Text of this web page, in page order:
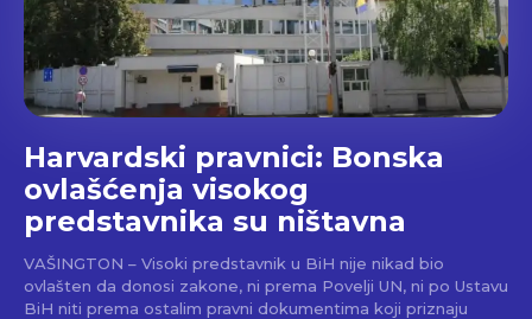
Harvardski pravnici: Bonska
ovlašćenja visokog
predstavnika su ništavna
VAŠINGTON – Visoki predstavnik u BiH nije nikad bio
ovlašten da donosi zakone, ni prema Povelji UN, ni po Ustavu
BiH niti prema ostalim pravni dokumentima koji priznaju